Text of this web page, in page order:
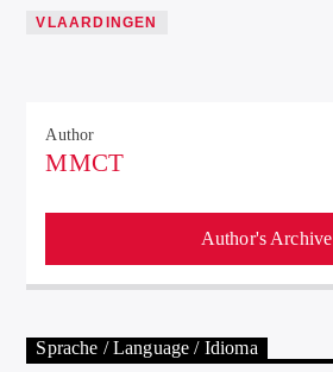
VLAARDINGEN
Author
MMCT
Author's Archive
Sprache / Language / Idioma